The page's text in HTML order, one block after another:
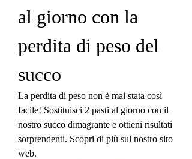
al giorno con la
perdita di peso del
succo
La perdita di peso non è mai stata così
facile! Sostituisci 2 pasti al giorno con il
nostro succo dimagrante e ottieni risultati
sorprendenti. Scopri di più sul nostro sito
web.